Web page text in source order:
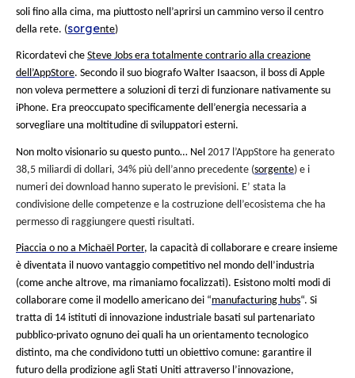
La chiave del successo nell’industria può riassumersi in
semplice: rendere il processo di produzione più efficace per
qualità, aumentare la quantità e ridurre i costi. Facile.
nodo gordiano sta nel bisogno di modernizzare macchinari,
sistemi informatici senza impattare né sul ritmo di
costi. Ahi!
Ma limitarsi a questa visione significa dimenticare la
infuria fuori dall’azienda, poiché tutti i concorrenti
attuare la tecnologia migliore, la più affidabile e il più
possibile.
Pertanto, si osserva dopo un po’ un fenomeno sorprendente
«piccolo» mondo dell’industria. Piuttosto che cercare di
e capacità, le aziende utilizzano sempre di più delle
accedere a ecosistemi di tecnologie, di competenze e di
Sembra che il cammino del successo non consista più nel
soli fino alla cima, ma piuttosto nell’aprirsi un cammino